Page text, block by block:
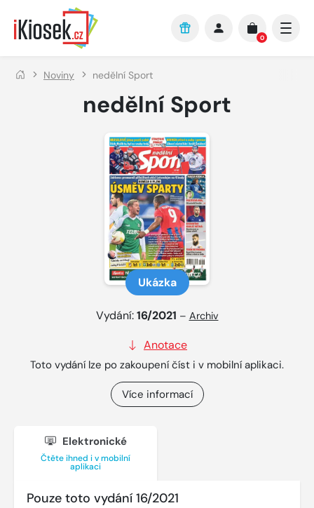
Přejít na hlavní obsah
0
Noviny nedělní Sport
nedělní Sport
Ukázka
Vydání:16/2021 – Archiv
Anotace
Toto vydání lze po zakoupení číst i v mobilní aplikaci.
Více informací
Elektronické
Čtěte ihned i v mobilní
aplikaci
Pouze toto vydání 16/2021